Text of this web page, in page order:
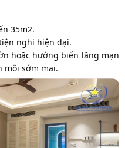
35m2.
nghi hiện đại.
hoặc hướng biển lãng mạn
mỗi sớm mai.